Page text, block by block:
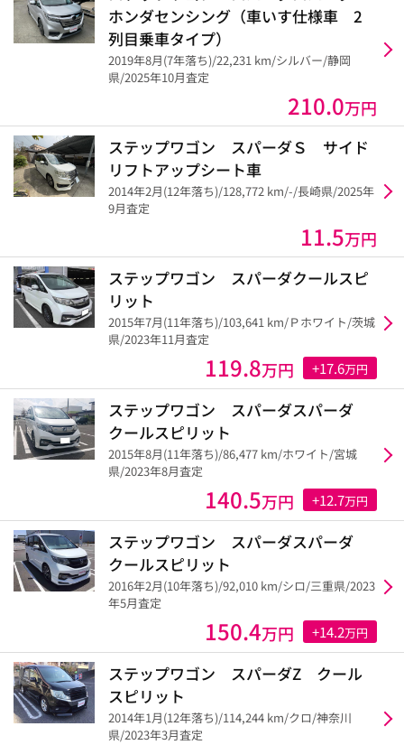
ホンダセンシング（車いす仕様車 2
列目乗車タイプ）
2019年8月(7年落ち)/22,231 km/シルバー/静岡
県/2025年10月査定
210.0万円
ステップワゴン スパーダＳ サイド
リフトアップシート車
2014年2月(12年落ち)/128,772 km/-/長崎県/2025年
9月査定
11.5万円
ステップワゴン スパーダクールスピ
リット
2015年7月(11年落ち)/103,641 km/Ｐホワイト/茨城
県/2023年11月査定
119.8万円 +17.6万円
ステップワゴン スパーダスパーダ
クールスピリット
2015年8月(11年落ち)/86,477 km/ホワイト/宮城
県/2023年8月査定
140.5万円 +12.7万円
ステップワゴン スパーダスパーダ
クールスピリット
2016年2月(10年落ち)/92,010 km/シロ/三重県/2023
年5月査定
150.4万円 +14.2万円
ステップワゴン スパーダZ クール
スピリット
2014年1月(12年落ち)/114,244 km/クロ/神奈川
県/2023年3月査定